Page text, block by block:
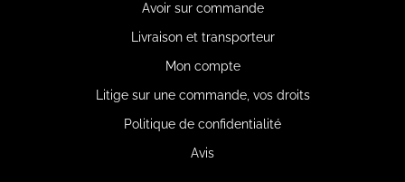
Avoir sur commande
Livraison et transporteur
Mon compte
Litige sur une commande, vos droits
Politique de confidentialité
Avis